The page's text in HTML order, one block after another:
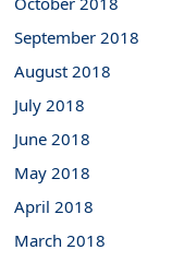
September 2018
August 2018
July 2018
June 2018
May 2018
April 2018
March 2018